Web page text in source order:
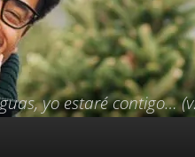
yo estaré contigo…